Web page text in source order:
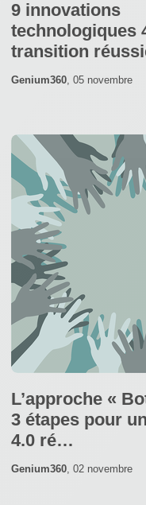
9 innovations
technologiques
transition
Genium360 05 novembre
L’approche «
3 étapes pour
4.0 ré…
Genium360 02 novembre